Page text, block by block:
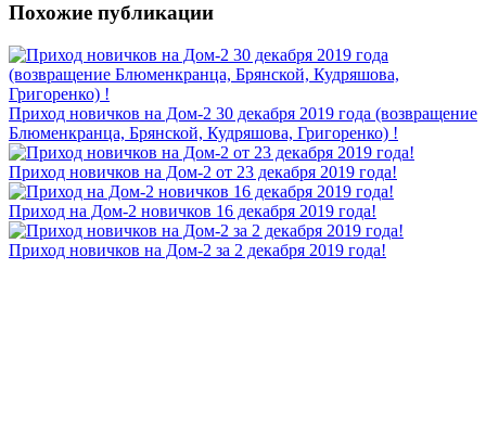
Похожие публикации
Приход новичков на Дом-2 30 декабря 2019 года (возвращение
Блюменкранца, Брянской, Кудряшова, Григоренко) !
Приход новичков на Дом-2 от 23 декабря 2019 года!
Приход на Дом-2 новичков 16 декабря 2019 года!
Приход новичков на Дом-2 за 2 декабря 2019 года!